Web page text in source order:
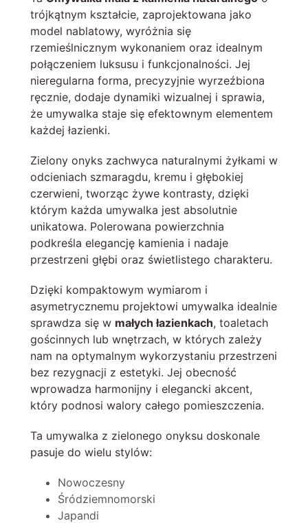
trójkątnym kształcie, zaprojektowana jako
model nablatowy, wyróżnia się
rzemieślnicznym wykonaniem oraz idealnym
połączeniem luksusu i funkcjonalności. Jej
nieregularna forma, precyzyjnie wyrzeźbiona
ręcznie, dodaje dynamiki wizualnej i sprawia,
że umywalka staje się efektownym elementem
każdej łazienki.
Zielony onyks zachwyca naturalnymi żyłkami w
odcieniach szmaragdu, kremu i głębokiej
czerwieni, tworząc żywe kontrasty, dzięki
którym każda umywalka jest absolutnie
unikatowa. Polerowana powierzchnia
podkreśla elegancję kamienia i nadaje
przestrzeni głębi oraz świetlistego charakteru.
Dzięki kompaktowym wymiarom i
asymetrycznemu projektowi umywalka idealnie
sprawdza się w małych łazienkach, toaletach
gościnnych lub wnętrzach, w których zależy
nam na optymalnym wykorzystaniu przestrzeni
bez rezygnacji z estetyki. Jej obecność
wprowadza harmonijny i elegancki akcent,
który podnosi walory całego pomieszczenia.
Ta umywalka z zielonego onyksu doskonale
pasuje do wielu stylów:
Nowoczesny
Śródziemnomorski
Japandi